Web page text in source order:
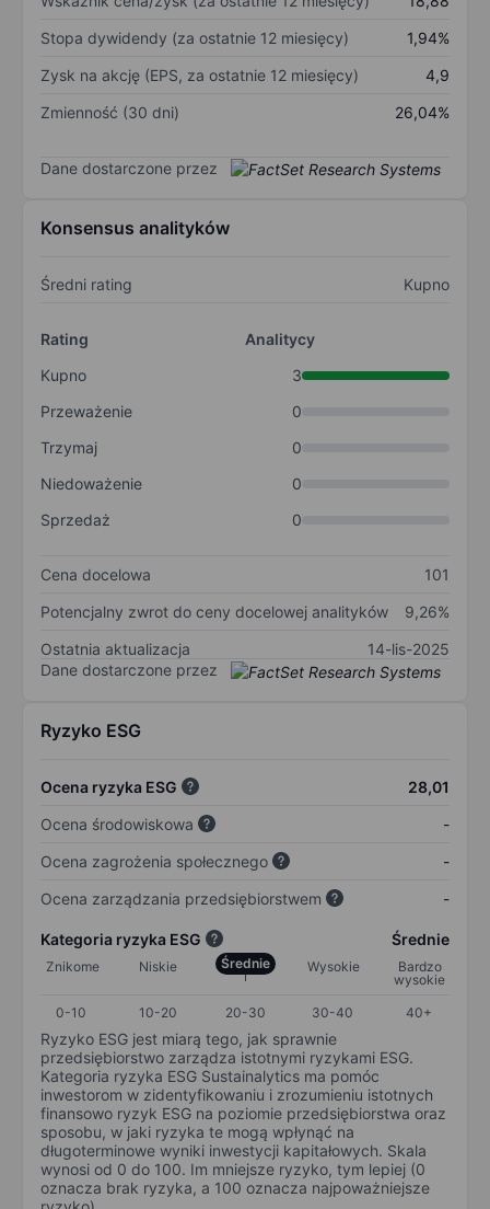
Stopa dywidendy (za ostatnie 12 miesięcy)
1,94%
Zysk na akcję (EPS, za ostatnie 12 miesięcy)
4,9
Zmienność (30 dni)
26,04%
Dane dostarczone przez
Konsensus analityków
Średni rating Kupno
Rating
Analitycy
Kupno
3
Przeważenie
0
Trzymaj
0
Niedoważenie
0
Sprzedaż
0
Cena docelowa
101
Potencjalny zwrot do ceny docelowej analityków
9,26%
Ostatnia aktualizacja
14-lis-2025
Dane dostarczone przez
Ryzyko ESG
Ocena ryzyka ESG
28,01
Ocena środowiskowa
-
Ocena zagrożenia społecznego
-
Ocena zarządzania przedsiębiorstwem
-
Kategoria ryzyka ESG Średnie
Znikome Niskie Średnie Wysokie
Bardzo
wysokie
0-10
10-20 20-30 30-40 40+
Ryzyko ESG jest miarą tego, jak sprawnie
przedsiębiorstwo zarządza istotnymi ryzykami ESG.
Kategoria ryzyka ESG Sustainalytics ma pomóc
inwestorom w zidentyfikowaniu i zrozumieniu istotnych
finansowo ryzyk ESG na poziomie przedsiębiorstwa oraz
sposobu, w jaki ryzyka te mogą wpłynąć na
długoterminowe wyniki inwestycji kapitałowych. Skala
wynosi od 0 do 100. Im mniejsze ryzyko, tym lepiej (0
oznacza brak ryzyka, a 100 oznacza najpoważniejsze